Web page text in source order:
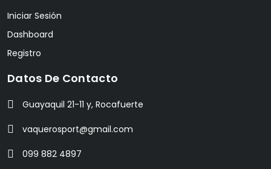
Iniciar Sesión
Dashboard
Registro
Datos De Contacto
Guayaquil 21-11 y, Rocafuerte
vaquerosport@gmail.com
099 882 4897